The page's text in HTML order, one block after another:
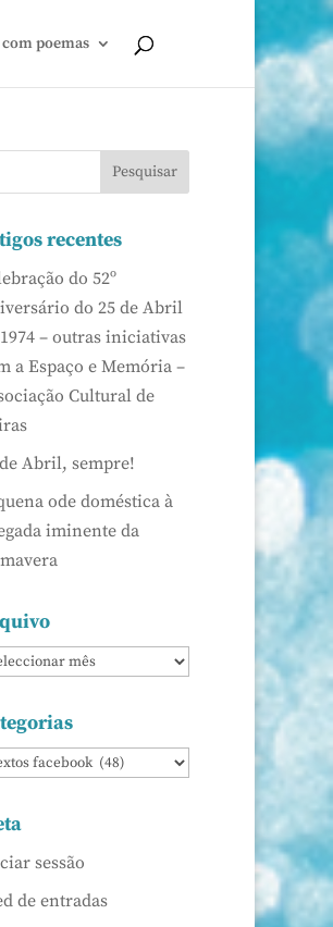
poemas
recentes
do 52º
do 25 de Abril
– outras iniciativas
a Espaço e Memória –
Cultural de
Abril, sempre!
ode doméstica à
iminente da
sessão
de entradas